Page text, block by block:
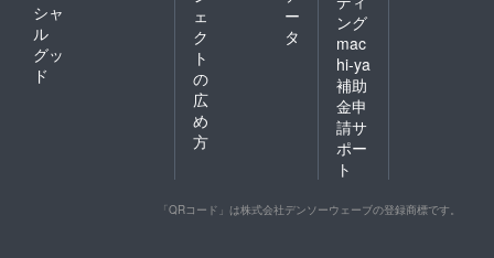
けでき
たしま
からの
イラス
シャ
ル
グッ
ド
ェ
ク
ト
の
広
め
方
ー
タ
ング
mac
hi-ya
補助
金申
請サ
ポー
ト
「QRコード」は株式会社デンソーウェーブの登録商標です。